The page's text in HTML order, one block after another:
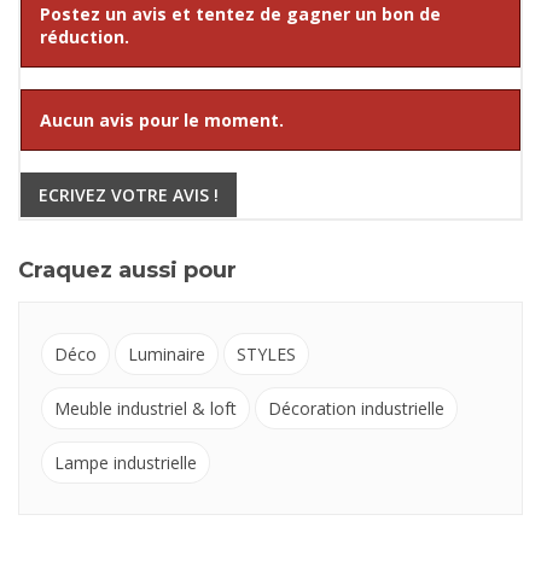
Postez un avis et tentez de gagner un bon de
réduction.
Aucun avis pour le moment.
ECRIVEZ VOTRE AVIS !
Craquez aussi pour
Déco Luminaire STYLES
Meuble industriel & loft Décoration industrielle
Lampe industrielle